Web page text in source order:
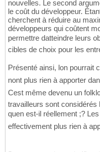
nouvelles. Le second
le coût du développeur.
cherchent à réduire au
développeurs qui coûtent
permettre datteindre leurs
cibles de choix pour les
Présenté ainsi, lon
nont plus rien à apporter
Cest même devenu un
travailleurs sont considérés
quen est-il réellement ;?
effectivement plus rien à